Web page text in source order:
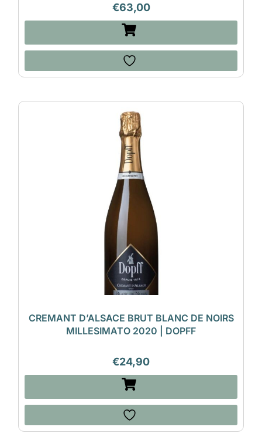
€63,00
CREMANT D’ALSACE BRUT BLANC DE NOIRS
MILLESIMATO 2020 | DOPFF
€24,90